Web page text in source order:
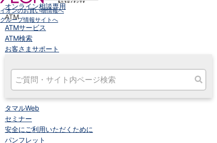
オンライン相談専用
ATM
ATMサービス
ATM検索
お客さまサポート
タマルWeb
セミナー
安全にご利用いただくために
パンフレット
イオンのお買い物情報へ
グループ情報サイトへ